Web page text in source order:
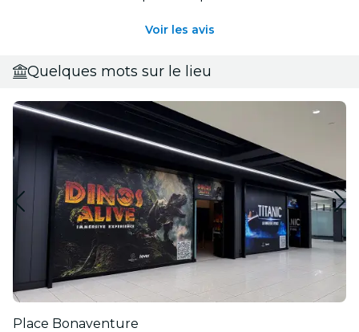
Voir les avis
Quelques mots sur le lieu
Place Bonaventure